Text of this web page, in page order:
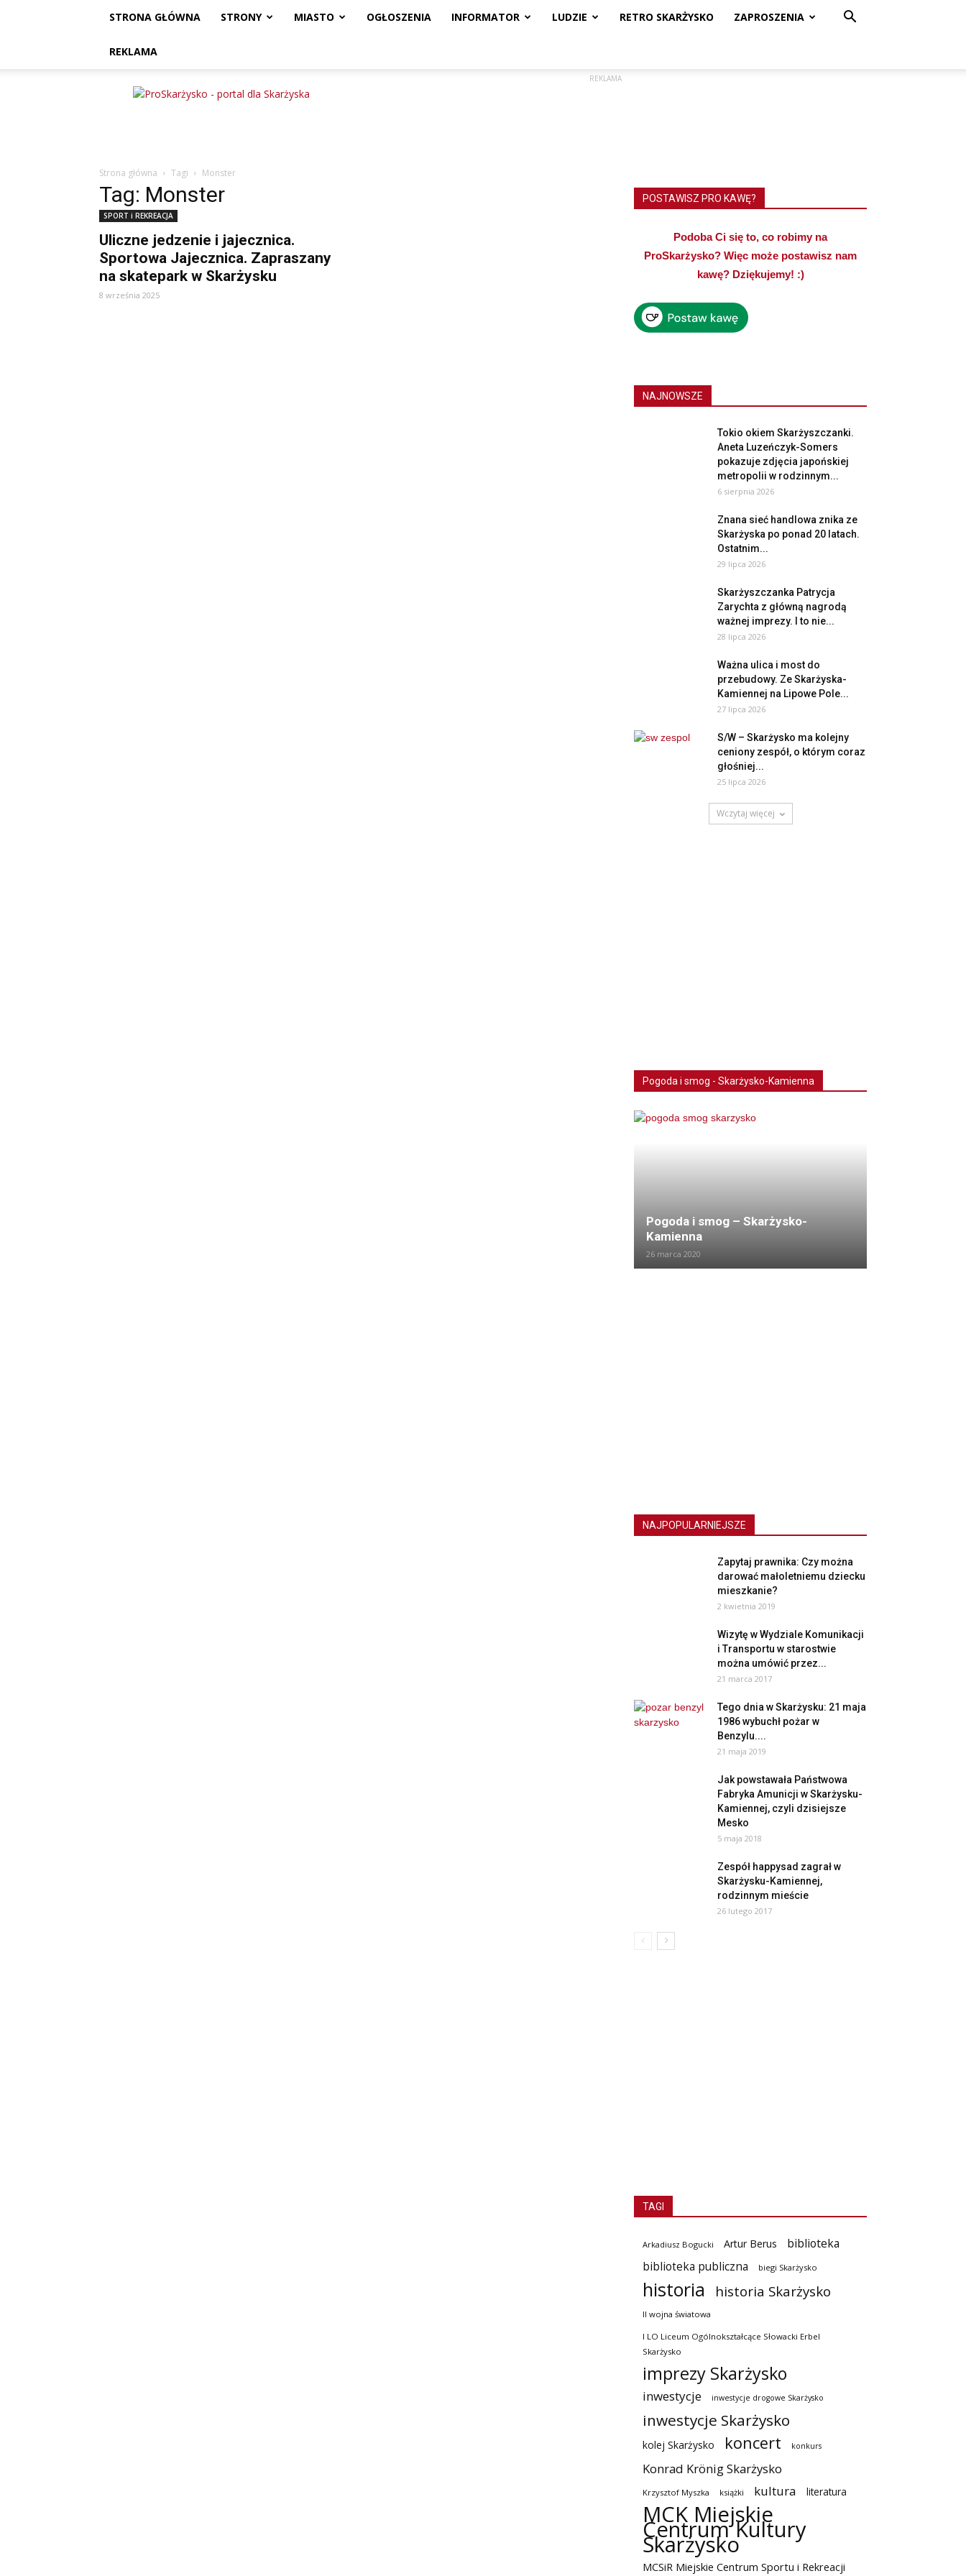
STRONA GŁÓWNA STRONY MIASTO OGŁOSZENIA INFORMATOR LUDZIE RETRO SKARŻYSKO ZAPROSZENIA
REKLAMA
ProSkarżysko
REKLAMA
Strona główna Tagi Monster
Tag: Monster
SPORT i REKREACJA
Uliczne jedzenie i jajecznica.
Sportowa Jajecznica. Zapraszany
na skatepark w Skarżysku
8 września 2025
POSTAWISZ PRO KAWĘ?
Podoba Ci się to, co robimy na
ProSkarżysko? Więc może postawisz nam
kawę? Dziękujemy! :)
NAJNOWSZE
Tokio okiem Skarżyszczanki.
Aneta Luzeńczyk-Somers
pokazuje zdjęcia japońskiej
metropolii w rodzinnym...
6 sierpnia 2026
Znana sieć handlowa znika ze
Skarżyska po ponad 20 latach.
Ostatnim...
29 lipca 2026
Skarżyszczanka Patrycja
Zarychta z główną nagrodą
ważnej imprezy. I to nie...
28 lipca 2026
Ważna ulica i most do
przebudowy. Ze Skarżyska-
Kamiennej na Lipowe Pole...
27 lipca 2026
S/W – Skarżysko ma kolejny
ceniony zespół, o którym coraz
głośniej...
25 lipca 2026
Wczytaj więcej
Pogoda i smog - Skarżysko-Kamienna
Pogoda i smog – Skarżysko-
Kamienna
26 marca 2020
NAJPOPULARNIEJSZE
Zapytaj prawnika: Czy można
darować małoletniemu dziecku
mieszkanie?
2 kwietnia 2019
Wizytę w Wydziale Komunikacji
i Transportu w starostwie
można umówić przez...
21 marca 2017
Tego dnia w Skarżysku: 21 maja
1986 wybuchł pożar w
Benzylu....
21 maja 2019
Jak powstawała Państwowa
Fabryka Amunicji w Skarżysku-
Kamiennej, czyli dzisiejsze
Mesko
5 maja 2018
Zespół happysad zagrał w
Skarżysku-Kamiennej,
rodzinnym mieście
26 lutego 2017
TAGI
Arkadiusz Bogucki Artur Berus
biblioteka
biblioteka publiczna
biegi Skarżysko
historia historia Skarżysko
II wojna światowa
I LO Liceum Ogólnokształcące Słowacki Erbel
Skarżysko
imprezy Skarżysko
inwestycje inwestycje drogowe Skarżysko
inwestycje Skarżysko
kolej Skarżysko koncert konkurs
Konrad Krönig Skarżysko
Krzysztof Myszka książki kultura literatura
MCK Miejskie
Centrum Kultury
Skarżysko
MCSiR Miejskie Centrum Sportu i Rekreacji